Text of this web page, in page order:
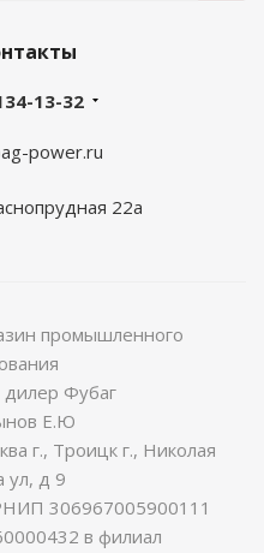
13-32
power.ru
22а
промышленного
Фубаг
Е.Ю
г., Троицк г., Николая
ул, д 9
306967005900111
в филиал